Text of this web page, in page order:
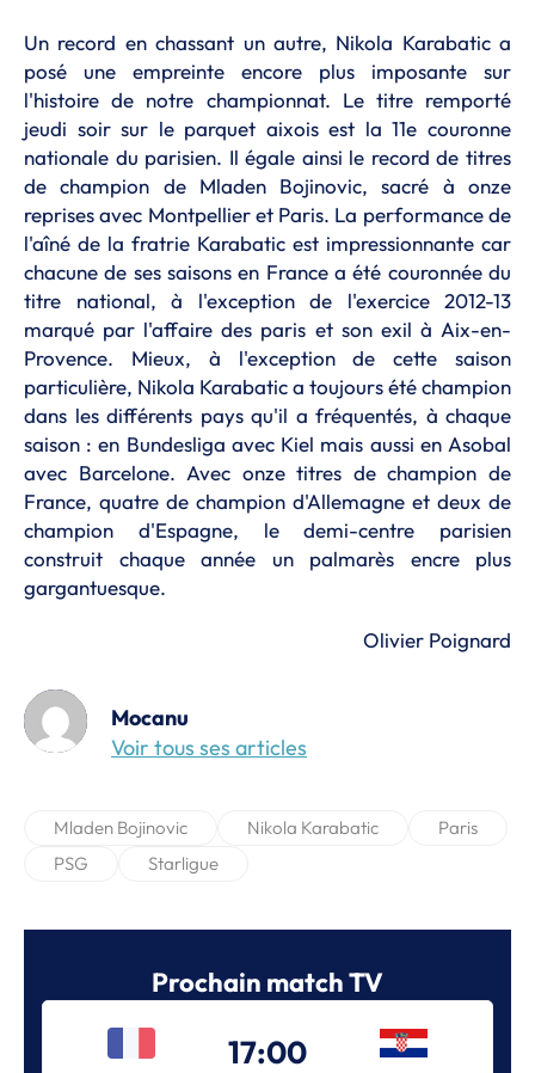
Un record en chassant un autre, Nikola Karabatic a
posé une empreinte encore plus imposante sur
l'histoire de notre championnat. Le titre remporté
jeudi soir sur le parquet aixois est la 11e couronne
nationale du parisien. Il égale ainsi le record de titres
de champion de Mladen Bojinovic, sacré à onze
reprises avec Montpellier et Paris. La performance de
l'aîné de la fratrie Karabatic est impressionnante car
chacune de ses saisons en France a été couronnée du
titre national, à l'exception de l'exercice 2012-13
marqué par l'affaire des paris et son exil à Aix-en-
Provence. Mieux, à l'exception de cette saison
particulière, Nikola Karabatic a toujours été champion
dans les différents pays qu'il a fréquentés, à chaque
saison : en Bundesliga avec Kiel mais aussi en Asobal
avec Barcelone. Avec onze titres de champion de
France, quatre de champion d'Allemagne et deux de
champion d'Espagne, le demi-centre parisien
construit chaque année un palmarès encre plus
gargantuesque.
Olivier Poignard
Mocanu
Voir tous ses articles
Mladen Bojinovic Nikola Karabatic
Paris
PSG
Starligue
Prochain match TV
17:00